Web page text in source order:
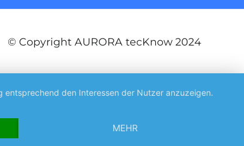
© Copyright AURORA tecKnow 2024
entsprechend den Interessen der Nutzer anzuzeigen.
MEHR